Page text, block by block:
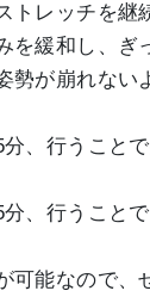
トレッチを継
を緩和し、ぎ
勢が崩れない
、行うこと
、行うこと
可能なので、